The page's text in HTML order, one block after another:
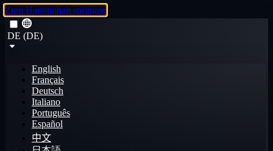
Zum Hauptinhalt springen
DE (DE)
English
Français
Deutsch
Italiano
Português
Español
中文